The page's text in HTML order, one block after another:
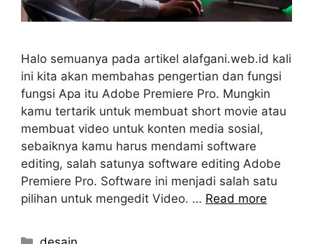
Halo semuanya pada artikel alafgani.web.id kali
ini kita akan membahas pengertian dan fungsi
fungsi Apa itu Adobe Premiere Pro. Mungkin
kamu tertarik untuk membuat short movie atau
membuat video untuk konten media sosial,
sebaiknya kamu harus mendami software
editing, salah satunya software editing Adobe
Premiere Pro. Software ini menjadi salah satu
pilihan untuk mengedit Video. … Read more
Categories